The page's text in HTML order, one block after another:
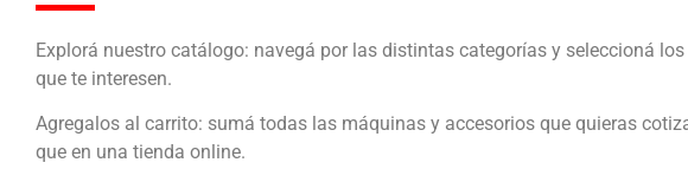
Explorá nuestro catálogo: navegá por las distintas categorías y seleccioná
que te interesen.
Agregalos al carrito: sumá todas las máquinas y accesorios que quieras
que en una tienda online.